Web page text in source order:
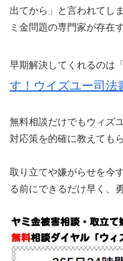
出てから」と言われてし
ミ金問題の専門家が存在
早期解決してくれるのは「
す！ウイズユー司法
無料相談だけでもウィズ
対応策を的確に教えても
取り立てや嫌がらせを今
る前にできるだけ早く、